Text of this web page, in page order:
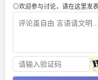
◎欢迎参与讨论，请在这里发